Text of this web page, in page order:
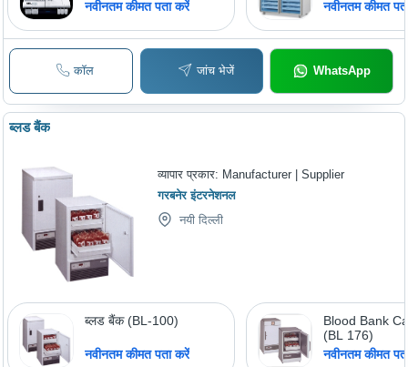
नवीनतम कीमत पता करें नवीनतम कीमत
कॉल जांच भेजें WhatsApp
ब्लड बैंक
व्यापार प्रकार: Manufacturer | Supplier
गरबनेर इंटरनेशनल
नयी दिल्ली
ब्लड बैंक (BL-100)
नवीनतम कीमत पता करें
Blood Bank
(BL 176)
नवीनतम कीमत